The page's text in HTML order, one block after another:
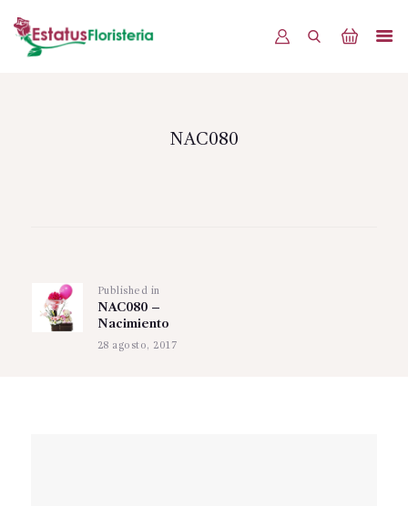
PRODUCTOSNAC080
entradasPublished in
NAC080 –
Nacimiento
28 agosto, 2017